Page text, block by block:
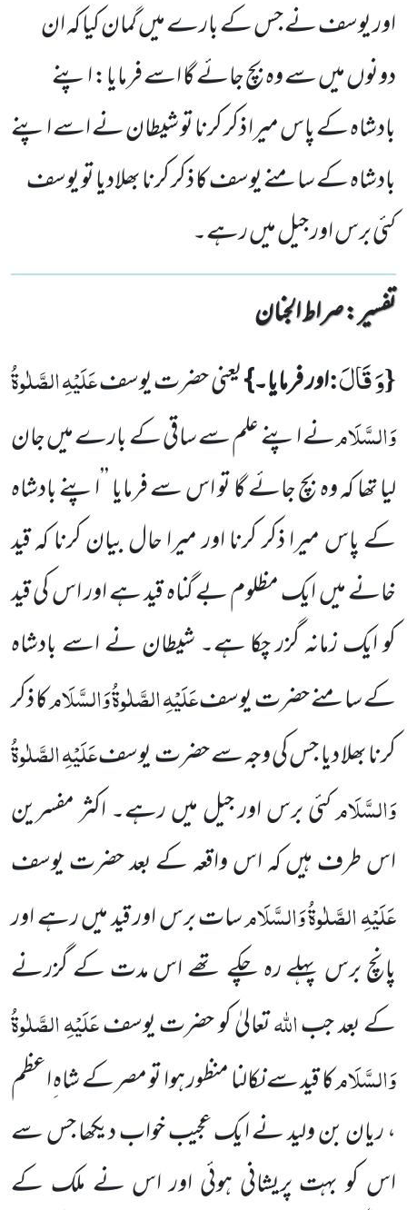
اور یوسف نے جس کے بارے میں گمان کیا کہ ان
دونوں میں سے وہ بچ جائے گا اسے فرمایا: اپنے
بادشاہ کے پاس میرا ذکر کرنا تو شیطان نے اسے اپنے
بادشاہ کے سامنے یوسف کا ذکر کرنا بھلادیا تو یوسف
کئی برس اور جیل میں رہے۔
تفسیر : ‎صراط الجنان
{وَ قَالَ:اور فرمایا۔}یعنی حضرت یوسفعَلَیْہِ الصَّلٰوۃُ
وَالسَّلَامنے اپنے علم سے ساقی کے بارے میں جان
لیا تھا کہ وہ بچجائے گا تو اس سے فرمایا ’’اپنے بادشاہ
کے پاس میرا ذکر کرنا اور میرا حال بیان کرنا کہ قید
خانے میں ایک مظلوم بے گناہ قید ہے اور اس کی قید
کو ایک زمانہ گزر چکا ہے۔ شیطان نے اسے بادشاہ
کے سامنے حضرت یوسفعَلَیْہِ الصَّلٰوۃُ وَالسَّلَامکاذکر
کرنا بھلا دیا جس کی وجہ سے حضرتیوسفعَلَیْہِ الصَّلٰوۃُ
وَالسَّلَامکئی برس اور جیل میں رہے۔ اکثر مفسرین
اس طرفہیںکہ اس واقعہ کے بعد حضرت یوسف
عَلَیْہِ الصَّلٰوۃُ وَالسَّلَامسات برس اور قید میں رہے اور
پانچ برس پہلے رہ چکے تھے اس مدتکے گزرنے
کے بعد جباللہتعالیٰ کو حضرت یوسفعَلَیْہِ الصَّلٰوۃُ
وَالسَّلَامکا قید سے نکالنا منظور ہوا تو مصر کے شاہ ِاعظم
، ریان بن ولید نے ایک عجیب خواب دیکھا جس سے
اس کو بہت پریشانی ہوئی اور اس نے ملک کے